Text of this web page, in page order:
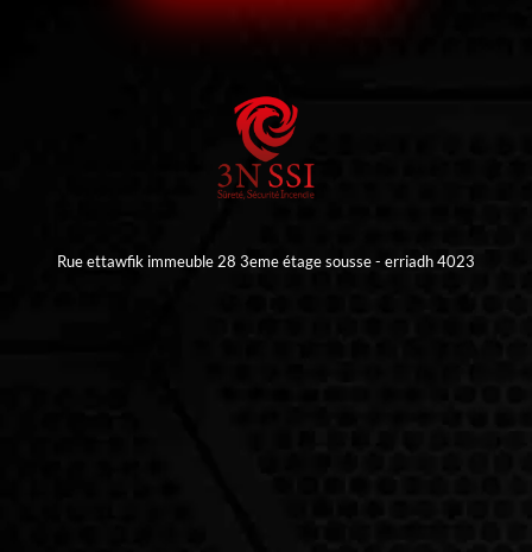
Rue ettawfik immeuble 28 3eme étage sousse - erriadh 4023